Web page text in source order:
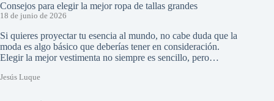
Consejos para elegir la mejor ropa de tallas grandes
18 de junio de 2026
Si quieres proyectar tu esencia al mundo, no cabe duda que la
moda es algo básico que deberías tener en consideración.
Elegir la mejor vestimenta no siempre es sencillo, pero…
Jesús Luque